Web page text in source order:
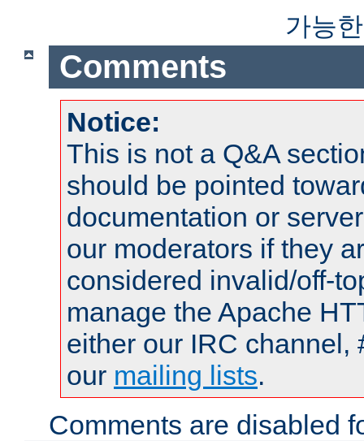
가능
Comments
Notice:
This is not a Q&A
should be pointed
documentation or
our moderators if they
considered invalid/off-
manage the Apache
either our IRC channel,
our mailing lists.
Comments are disabled